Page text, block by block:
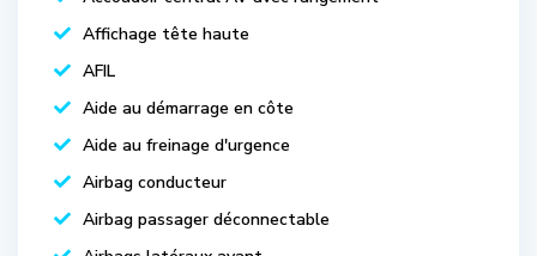
Affichage tête haute
AFIL
Aide au démarrage en côte
Aide au freinage d'urgence
Airbag conducteur
Airbag passager déconnectable